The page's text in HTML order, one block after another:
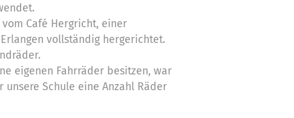
Café Hergricht, einer
vollständig hergerichtet.
eigenen Fahrräder besitzen, war
unsere Schule eine Anzahl Räder
zur Verfügung stellen.